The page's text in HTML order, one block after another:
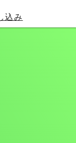
込み